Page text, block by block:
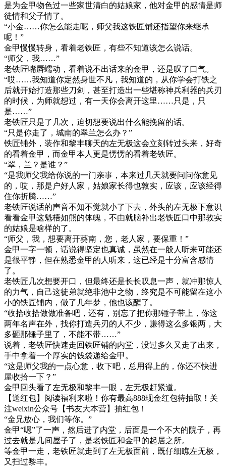
是为金甲物色过一些家世清白的姑娘家，他对金甲的感情是师
徒情和父子情了。
“小金……你怎么能走呢，师父我这铁匠铺还指望你来继承
呢！”
金甲慢慢转身，看着老铁匠，有些不知道该怎么说话。
“师父，我……”
老铁匠嘴唇蠕动，看着说不出话来的金甲，还是叹了口气。
“哎……我知道你定然身世不凡，我知道的，从你学会打铁之
后就开始打造那些刀剑，甚至打造出一些堪称神兵利器的兵刃
的时候，为师就想过，有一天你会离开这里……只是，只
是……”
老铁匠只是了几次，迫切想要说出什么能挽留的话。
“只是你走了，城南的翠兰怎么办？”
铁匠铺外，装作和黎丰聊天的左无极这会立刻转过头来，好奇
的看着金甲，而金甲本人更是愣愣的看着老铁匠。
“翠，兰？是谁？”
“是我师父我给你说的一门亲事，本来过几天就要问问你意见
的，哎，那是户好人家，姑娘家长得也敦实，应该，应该经得
住你折腾……”
老铁匠说话的声音不知不觉就小了下去，外头的左无极下意识
看看金甲这魁梧如熊的体魄，不由就脑补出老铁匠口中那敦实
的姑娘是啥样的了。
“师父，我，想要离开葵南，您，老人家，要保重！”
金甲一字一顿，话说得坚定也真诚，虽然在一般人听来可能还
是很平静，但在熟悉金甲的人听来，这已经是十分富含感情
了。
老铁匠几次想要开口，但最终还是长长叹息一声，就冲那惊人
的力气，自己这徒弟就绝非池中之物，终究是不可能留在这小
小的铁匠铺内，做了几年梦，他也该醒了。
“收拾收拾做做准备吧，还有，别忘了把你那锤子带上，你这
两年名声在外，找你打造兵刃的人不少，赚得这么多银两，大
多砸那锤子里了，不能不带……”
说着，老铁匠快速走回铁匠铺的内堂，没过多久又走了出来，
手中拿着一个厚实的钱袋递给金甲。
“这是师父我的一点心意，收下吧，总用得上的，你还不快进
屋收拾一下？”
金甲回头看了左无极和黎丰一眼，左无极赶紧道。
【送红包】阅读福利来啦！你有最高888现金红包待抽取！关
注weixin公众号【书友大本营】抽红包！
“金兄放心，我们等你。”
金甲“嗯”了一声，然后进了内堂，后面是一个不大的院子，再
过去就是几间屋子了，是老铁匠和金甲的起居之所。
等金甲一走，老铁匠就走到了左无极面前，既仔细瞧左无极，
又扫过黎丰。